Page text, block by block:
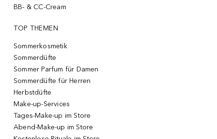
BB- & CC-Cream
TOP THEMEN
Sommerkosmetik
Sommerdüfte
Sommer Parfum für Damen
Sommerdüfte für Herren
Herbstdüfte
Make-up-Services
Tages-Make-up im Store
Abend-Make-up im Store